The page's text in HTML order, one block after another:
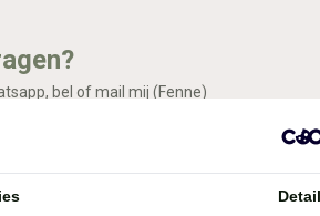
bel of mail mij (Fenne)